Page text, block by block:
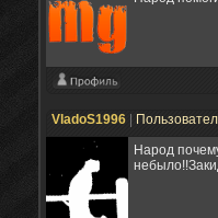
VladoS1996
Народ